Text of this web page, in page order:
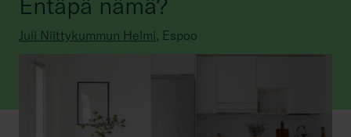
Juli Niittykummun Helmi, Espoo